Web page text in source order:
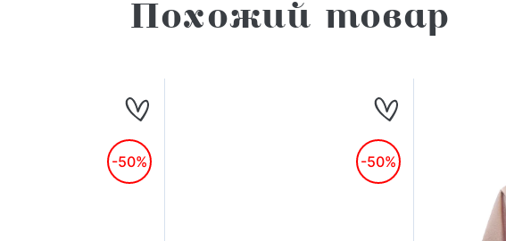
Похожий товар
-50% -50%